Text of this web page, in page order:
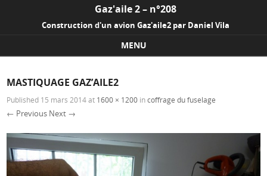
Gaz'aile 2 – n°208
Construction d'un avion Gaz'aile2 par Daniel Vila
MENU
MASTIQUAGE GAZ’AILE2
Published 15 mars 2014at 1600 × 1200 incoffrage du fuselage
← Previous Next →